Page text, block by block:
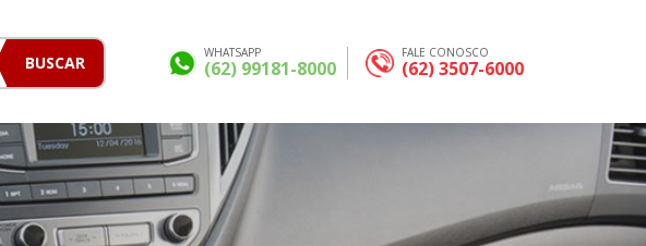
BUSCAR WHATSAPP
(62) 99181-8000
FALE CONOSCO
(62) 3507-6000